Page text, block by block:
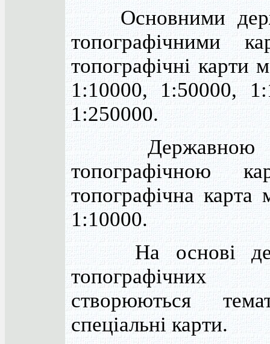
Основними
топографічними
топографічні карти
1:10000, 1:50000,
1:250000.
Державною
топографічною
топографічна карта
1:10000.
На основі
створюються
спеціальні карти.